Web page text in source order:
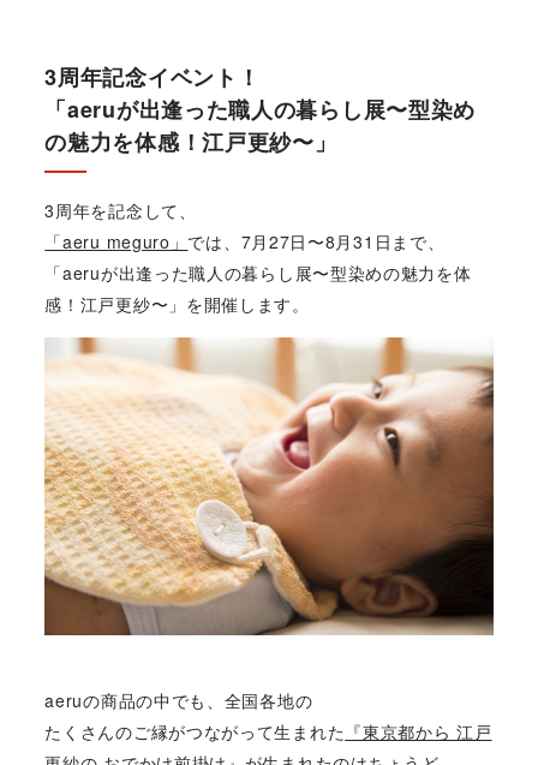
3周年記念イベント！
「aeruが出逢った職人の暮らし展〜型染め
の魅力を体感！江戸更紗〜」
3周年を記念して、
「aeru meguro」 では、7月27日〜8月31日まで、
「aeruが出逢った職人の暮らし展〜型染めの魅力を体
感！江戸更紗〜」を開催します。
aeruの商品の中でも、全国各地の
たくさんのご縁がつながって生まれた 『東京都から 江戸